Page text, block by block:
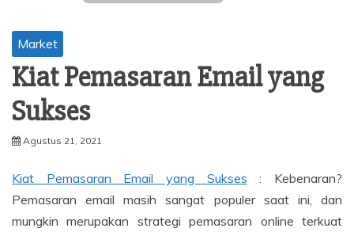
Market
Kiat Pemasaran Email yang
Sukses
Agustus 21, 2021
Kiat Pemasaran Email yang Sukses : Kebenaran?
Pemasaran email masih sangat populer saat ini, dan
mungkin merupakan strategi pemasaran online terkuat